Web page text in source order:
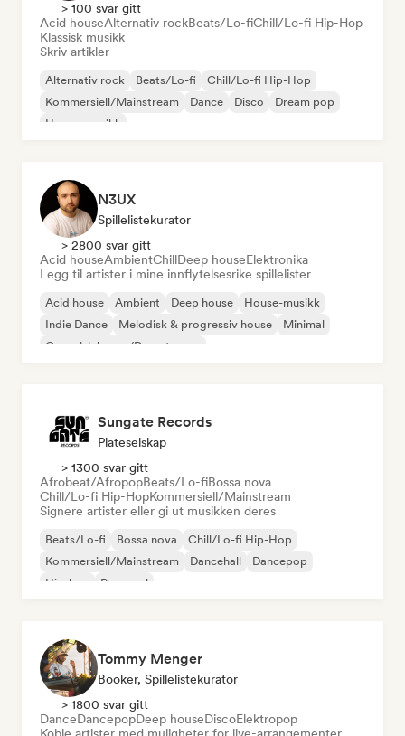
> 100 svar gitt
Acid houseAlternativ rockBeats/Lo-fiChill/Lo-fi Hip-Hop
Klassisk musikk
Skriv artikler
Alternativ rock Beats/Lo-fi
Chill/Lo-fi Hip-Hop
Kommersiell/Mainstream
Dance Disco
Dream pop
House-musikk
N3UX
Spillelistekurator
> 2800 svar gitt
Acid houseAmbientChillDeep houseElektronika
Legg til artister i mine innflytelsesrike spillelister
Acid house Ambient Deep house
House-musikk
Indie Dance
Melodisk & progressiv house
Minimal
Organisk house/Downtempo
Sungate Records
Plateselskap
> 1300 svar gitt
Afrobeat/AfropopBeats/Lo-fiBossa nova
Chill/Lo-fi Hip-HopKommersiell/Mainstream
Signere artister eller gi ut musikken deres
Beats/Lo-fi Bossa nova
Chill/Lo-fi Hip-Hop
Kommersiell/Mainstream
Dancehall
Dancepop
Hip-hop
Pop-soul
Tommy Menger
Booker, Spillelistekurator
> 1800 svar gitt
DanceDancepopDeep houseDiscoElektropop